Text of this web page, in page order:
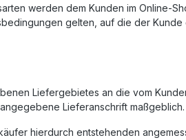
werden dem Kunden im Online-
gelten, auf die der
Liefergebietes an die vom
Lieferanschrift maßgeblich.
hierdurch entstehenden